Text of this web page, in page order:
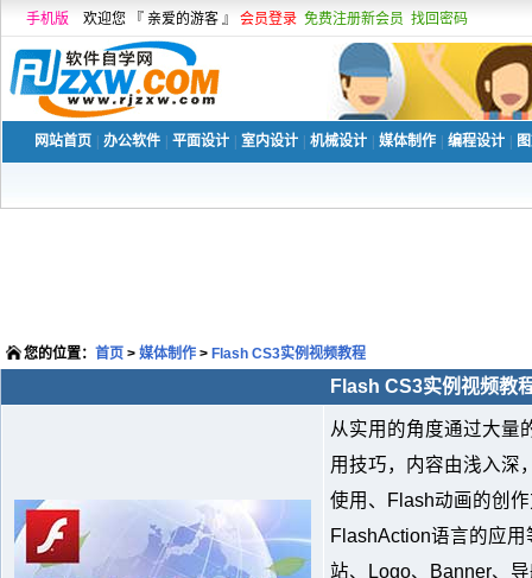
手机版 欢迎您 『 亲爱的游客 』 会员登录 免费注册新会员 找回密码
网站首页 办公软件 平面设计 室内设计 机械设计 媒体制作 编程设计
您的位置： 首页 > 媒体制作 > Flash CS3实例视频教程
Flash CS3实例视频教
从实用的角度通过大量
用技巧，内容由浅入深
使用、Flash动画的创
FlashAction语言的应
站、Logo、Banner、